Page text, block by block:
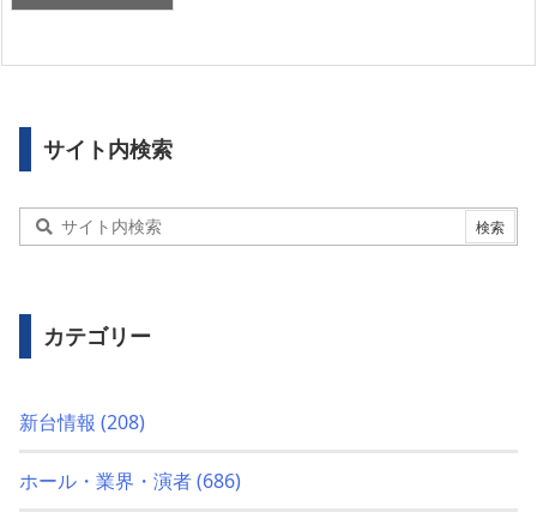
サイト内検索
カテゴリー
新台情報 (208)
ホール・業界・演者(686)